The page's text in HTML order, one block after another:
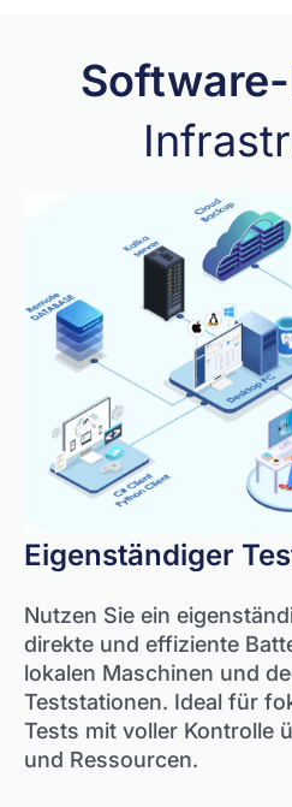
Eigenständiger
Nutzen Sie ein
direkte und effiziente
lokalen Maschinen und
Teststationen. Ideal für
Tests mit voller Kontrolle
und Ressourcen.